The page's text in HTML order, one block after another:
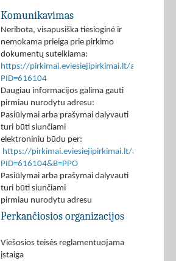
Komunikavimas
Neribota, visapusiška tiesioginė ir
nemokama prieiga prie pirkimo
dokumentų suteikiama:
https://pirkimai.eviesiejipirkimai.lt/app/rfq/
PID=616104
Daugiau informacijos galima gauti
pirmiau nurodytu adresu:
Pasiūlymai arba prašymai dalyvauti
turi būti siunčiami
elektroniniu būdu per:
https://pirkimai.eviesiejipirkimai.lt/app/rfq/
PID=616104&B=PPO
Pasiūlymai arba prašymai dalyvauti
turi būti siunčiami
pirmiau nurodytu adresu
Perkančiosios organizacijos
Viešosios teisės reglamentuojama
įstaiga